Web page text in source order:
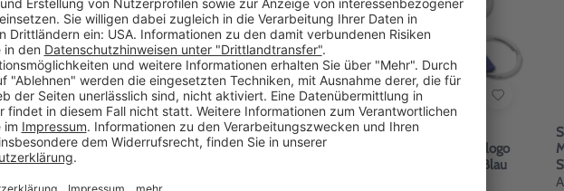
mit
Schlüsselanhänger Boogy mit
Nylonband Silber/Blau
Schlüsselanhänger Driver
modisches Styling mit Autologo
farbiges Nylonband Silber/Blau